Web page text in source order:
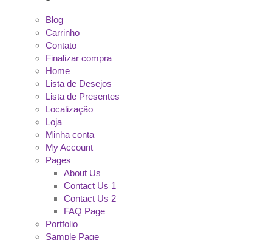
Blog
Carrinho
Contato
Finalizar compra
Home
Lista de Desejos
Lista de Presentes
Localização
Loja
Minha conta
My Account
Pages
About Us
Contact Us 1
Contact Us 2
FAQ Page
Portfolio
Sample Page